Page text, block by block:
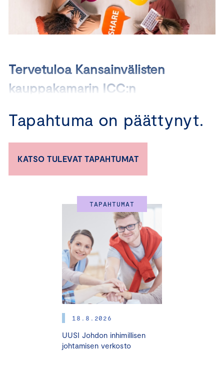
Tervetuloa Kansainvälisten
kauppakamarin ICC:n
suomennoksen
julkaisutilaisuuteen!
Mainonnan eettisen neuvoston pääsihteeri Paula
Paloranta kertoo parhaat tärpit ICC:n
markkinointisääntöjen tuoreimmasta versiosta ja mm.
ympäristöväittämien kiristyneistä ehdoista. Nostamme
tietysti myös maljat eettiselle markkinoinnille!
Samalla ICC:n jäsenyrityksen Betolarin toimitusjohtaja
Tuija Kalpala, Solved Oy:n toimitusjohtaja Santtu
Hulkkonen ja Marcus Sandell Ski Sport Finlandilta
White Winters-konseptin ja näyttävät,
tapahtumakumppanuus.
Tapahtuma on päättynyt.
KATSO TULEVAT TAPAHTUMAT
TAPAHTUMAT
18.8.2026
UUSI Johdon inhimillisen
johtamisen verkosto